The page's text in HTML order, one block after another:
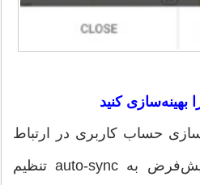
حساب کاربری در ارتباط
با همگام‌سازی به‌طور پیش‌فرض به auto-sync تنظیم